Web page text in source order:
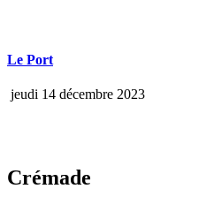
Le Port
jeudi 14 décembre 2023
Crémade